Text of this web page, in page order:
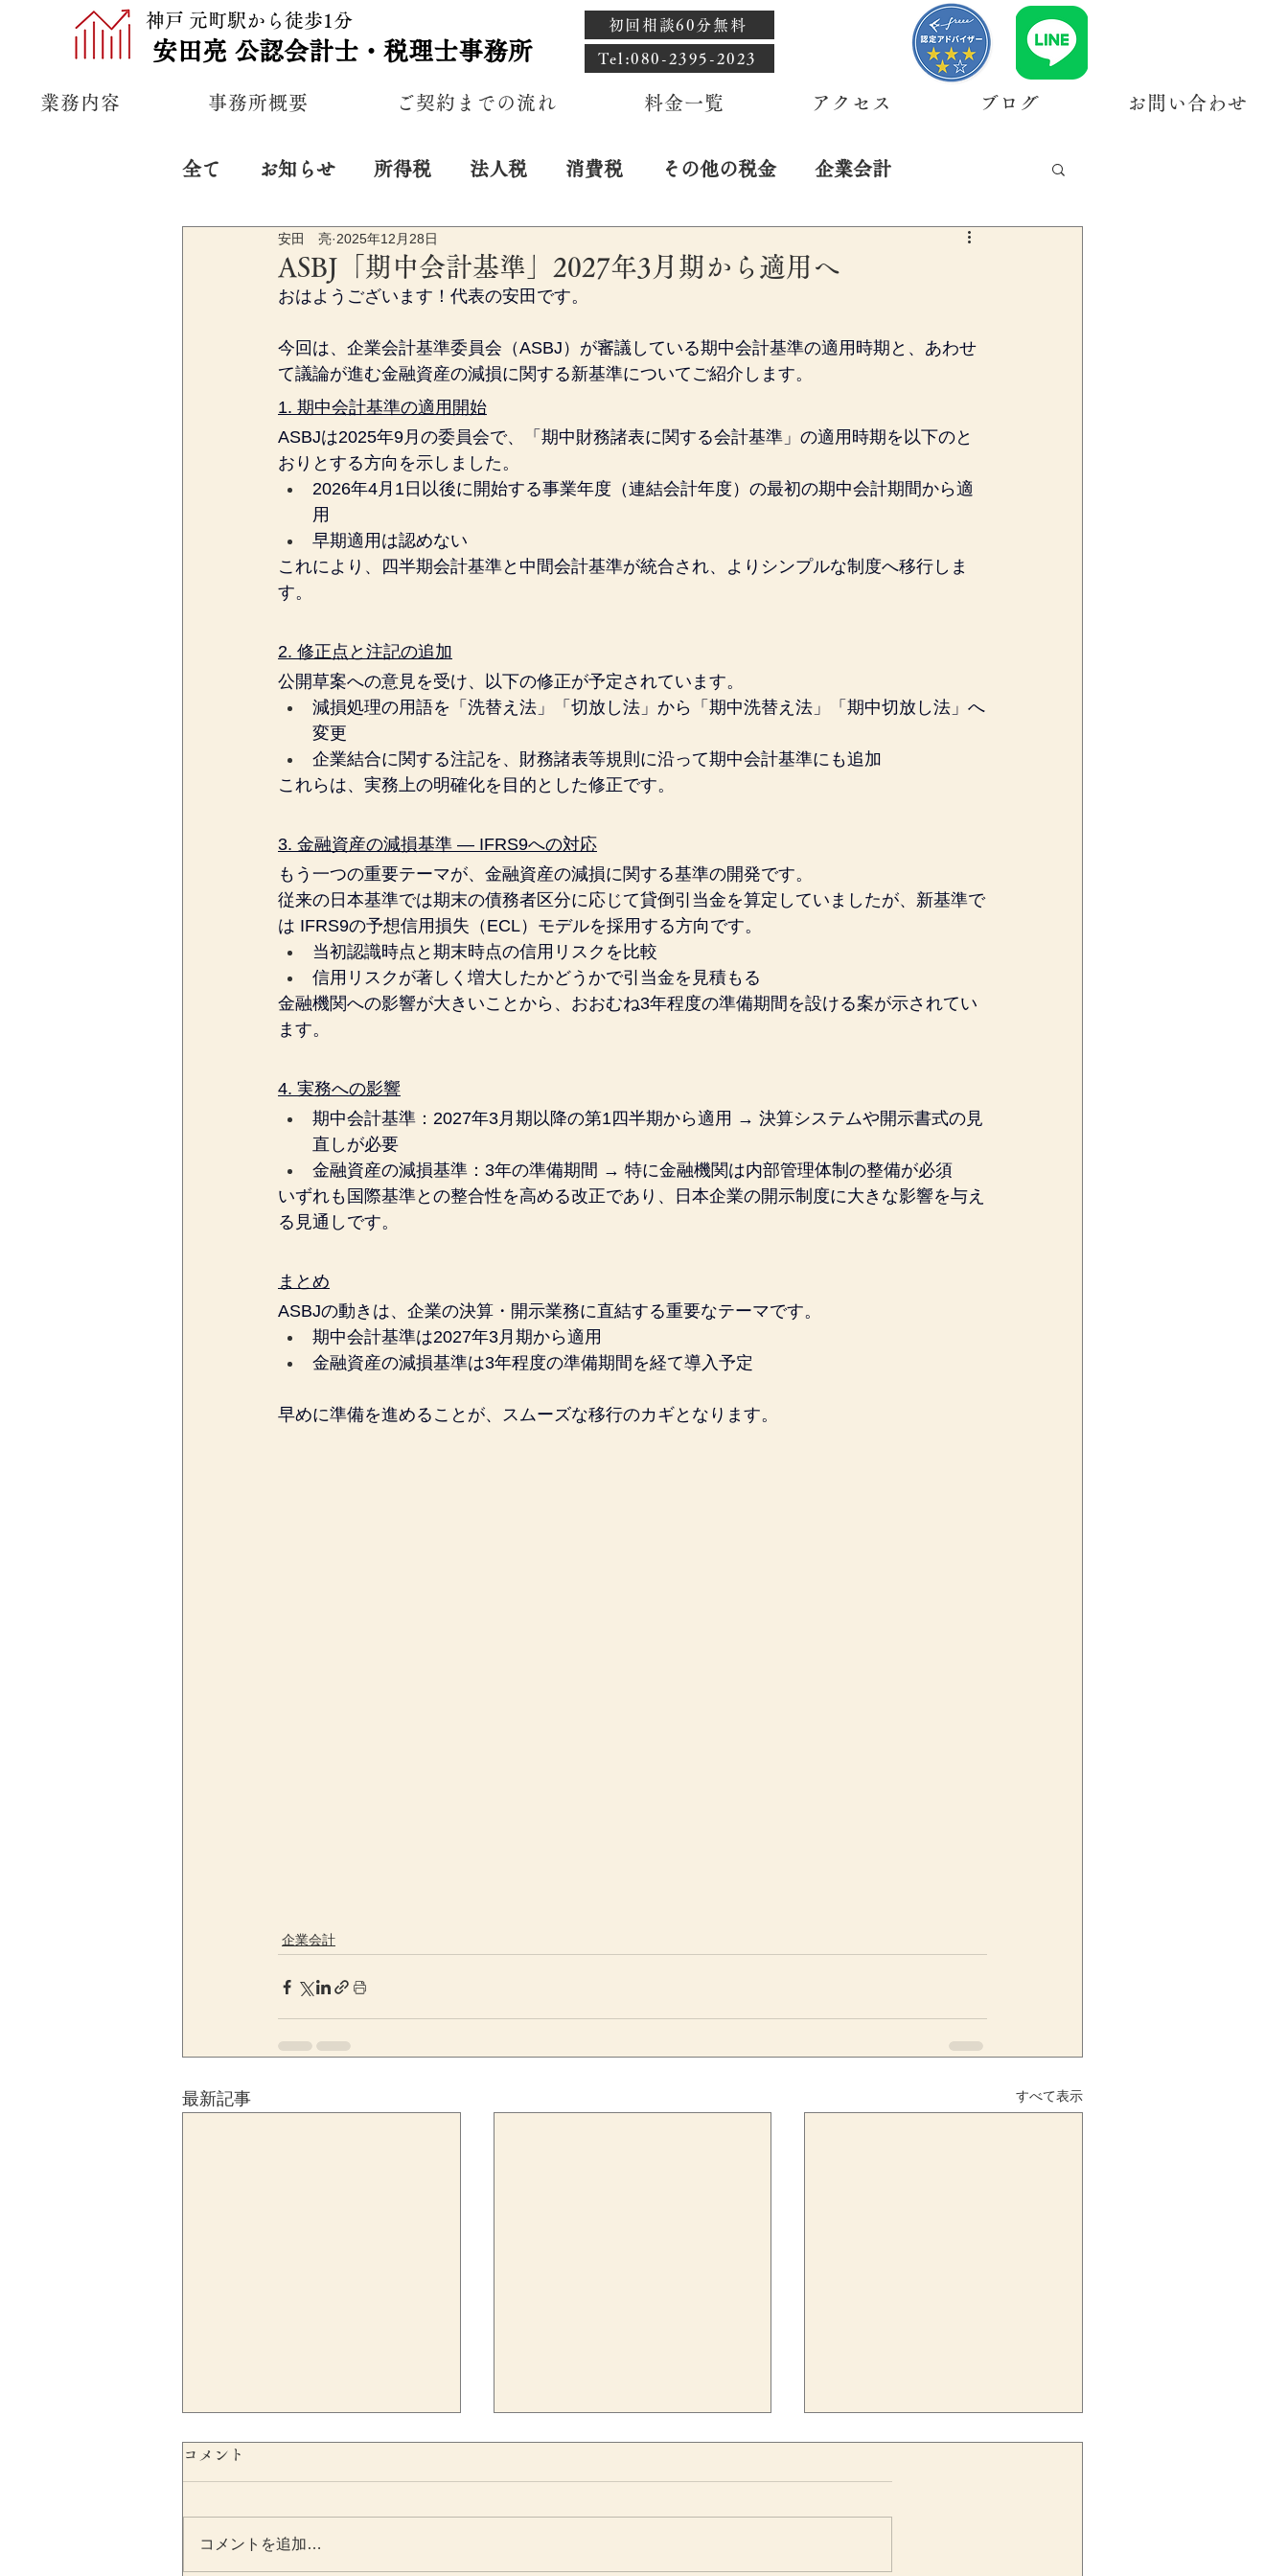
神戸 元町駅から徒歩1分
安田亮 公認会計士・税理士事務所
初回相談60分無料
​Tel:080-2395-2023
業務内容 事務所概要 ご契約までの流れ 料金一覧 アクセス ブログ お問い合わせ
全て お知らせ 所得税 法人税 消費税 その他の税金 企業会計
プライベート 経営
ASBJ「期中会計基準」2027年3月期から適用へ
安田 亮 2025年12月28日
おはようございます！代表の安田です。
今回は、企業会計基準委員会（ASBJ）が審議している期中会計基準の適用時期と、あわせ
て議論が進む金融資産の減損に関する新基準についてご紹介します。
1. 期中会計基準の適用開始
ASBJは2025年9月の委員会で、「期中財務諸表に関する会計基準」の適用時期を以下のと
おりとする方向を示しました。
2026年4月1日以後に開始する事業年度（連結会計年度）の最初の期中会計期間から適
用
早期適用は認めない
これにより、四半期会計基準と中間会計基準が統合され、よりシンプルな制度へ移行しま
す。
2. 修正点と注記の追加
公開草案への意見を受け、以下の修正が予定されています。
減損処理の用語を「洗替え法」「切放し法」から「期中洗替え法」「期中切放し法」へ
変更
企業結合に関する注記を、財務諸表等規則に沿って期中会計基準にも追加
これらは、実務上の明確化を目的とした修正です。
3. 金融資産の減損基準 ― IFRS9への対応
もう一つの重要テーマが、金融資産の減損に関する基準の開発です。
従来の日本基準では期末の債務者区分に応じて貸倒引当金を算定していましたが、新基準で
は IFRS9の予想信用損失（ECL）モデルを採用する方向です。
当初認識時点と期末時点の信用リスクを比較
信用リスクが著しく増大したかどうかで引当金を見積もる
金融機関への影響が大きいことから、おおむね3年程度の準備期間を設ける案が示されてい
ます。
4. 実務への影響
期中会計基準：2027年3月期以降の第1四半期から適用 → 決算システムや開示書式の見
直しが必要
金融資産の減損基準：3年の準備期間 → 特に金融機関は内部管理体制の整備が必須
いずれも国際基準との整合性を高める改正であり、日本企業の開示制度に大きな影響を与え
る見通しです。
まとめ
ASBJの動きは、企業の決算・開示業務に直結する重要なテーマです。
期中会計基準は2027年3月期から適用
金融資産の減損基準は3年程度の準備期間を経て導入予定
早めに準備を進めることが、スムーズな移行のカギとなります。
企業会計
最新記事 すべて表示
コメント
コメントを追加…